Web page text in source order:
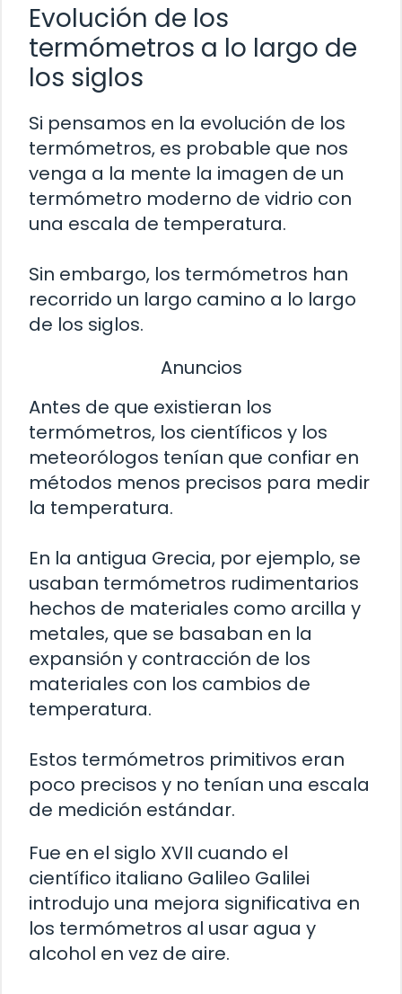
Evolución de los
termómetros a lo largo de
los siglos
Si pensamos en la evolución de los
termómetros, es probable que nos
venga a la mente la imagen de un
termómetro moderno de vidrio con
una escala de temperatura.
Sin embargo, los termómetros han
recorrido un largo camino a lo largo
de los siglos.
Anuncios
Antes de que existieran los
termómetros, los científicos y los
meteorólogos tenían que confiar en
métodos menos precisos para medir
la temperatura.
En la antigua Grecia, por ejemplo, se
usaban termómetros rudimentarios
hechos de materiales como arcilla y
metales, que se basaban en la
expansión y contracción de los
materiales con los cambios de
temperatura.
Estos termómetros primitivos eran
poco precisos y no tenían una escala
de medición estándar.
Fue en el siglo XVII cuando el
científico italiano Galileo Galilei
introdujo una mejora significativa en
los termómetros al usar agua y
alcohol en vez de aire.